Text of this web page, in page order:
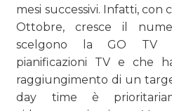
mesi successivi. Infatti, con
Ottobre, cresce il
scelgono la GO TV
pianificazioni TV e che
raggiungimento di un
day time è